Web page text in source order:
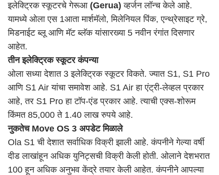
इलेक्ट्रिक स्कूटरचे गेरूआ (Gerua)व्हर्जन लॉन्च केले आहे.
यामध्ये ओला एस 1आता मार्शमॅलो, मिलेनियल पिंक, एन्थ्रेसाइट ग्रे,
मिडनाईट ब्लू आणि मॅट ब्लॅक यांसारख्या 5 नवीन रंगांत दिसणार
आहेत.
तीन इलेक्ट्रिक स्कूटर कंपन्या
ओला सध्या देशात 3 इलेक्ट्रिक स्कूटर विकते. ज्यात S1, S1 Pro
आणि S1 Air यांचा समावेश आहे. S1 Air हा एंट्री-लेव्हल प्रकार
आहे, तर S1 Pro हा टॉप-एंड प्रकार आहे. त्याची एक्स-शोरूम
किंमत 85,000 ते 1.40 लाख रुपये आहे.
नुकतेच Move OS 3 अपडेट मिळाले
Ola S1 ची देशात सर्वाधिक विक्री झाली आहे. कंपनीने गेल्या वर्षी
दीड लाखांहून अधिक युनिट्सची विक्री केली होती. ओलाने देशभरात
100 हून अधिक अनुभव केंद्रे तयार केली आहेत. कंपनीने आपल्या